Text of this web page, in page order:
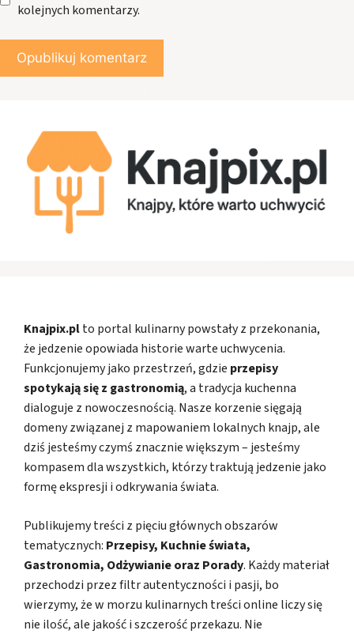
kolejnych komentarzy.
Knajpix.plto portal kulinarny powstały z przekonania,
że jedzenie opowiada historie warte uchwycenia.
Funkcjonujemy jako przestrzeń, gdzie przepisy
spotykają się z gastronomią, a tradycja kuchenna
dialoguje z nowoczesnością. Nasze korzenie sięgają
domeny związanej z mapowaniem lokalnych knajp, ale
dziś jesteśmy czymś znacznie większym – jesteśmy
kompasem dla wszystkich, którzy traktują jedzenie jako
formę ekspresji i odkrywania świata.
Publikujemy treści z pięciu głównych obszarów
tematycznych: Przepisy, Kuchnie świata,
Gastronomia, Odżywianie oraz Porady. Każdy materiał
przechodzi przez filtr autentyczności i pasji, bo
wierzymy, że w morzu kulinarnych treści online liczy się
nie ilość, ale jakość i szczerość przekazu. Nie